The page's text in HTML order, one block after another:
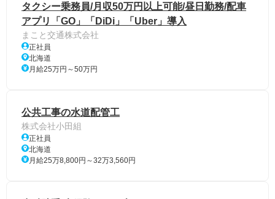
タクシー乗務員/月収50万円以上可能/昼日勤務/配車
アプリ「GO」「DiDi」「Uber」導入
まこと交通株式会社
正社員
北海道
月給25万円～50万円
公共工事の水道配管工
株式会社小田組
正社員
北海道
月給25万8,800円～32万3,560円